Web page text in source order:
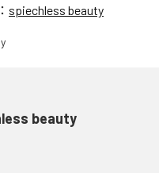
spiechless beauty
beauty